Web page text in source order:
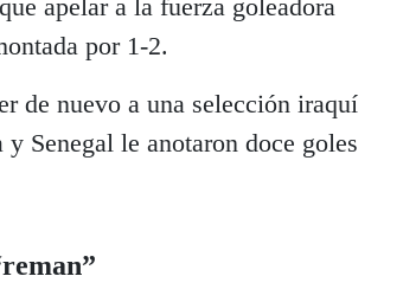
apelar a la fuerza goleadora
por 1-2.
de nuevo a una selección iraquí
Senegal le anotaron doce goles